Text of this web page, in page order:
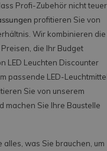
Profi-Zubehör nicht teuer
profitieren Sie von
Wir kombinieren die
die Ihr Budget
LED Leuchten Discounter
passende LED-
Sie von unserem
machen Sie Ihre Baustelle
was Sie brauchen, um